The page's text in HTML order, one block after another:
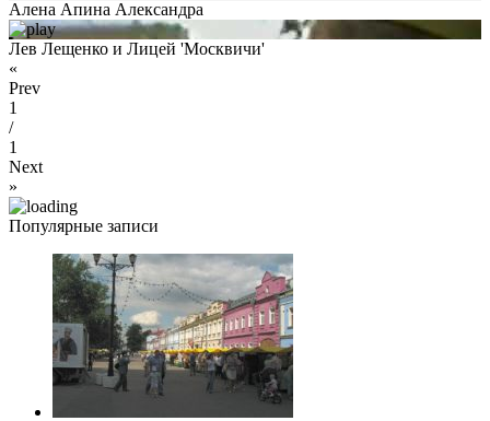
Алена Апина Александра
Лев Лещенко и Лицей 'Москвичи'
«
Prev
1
/
1
Next
»
Популярные записи